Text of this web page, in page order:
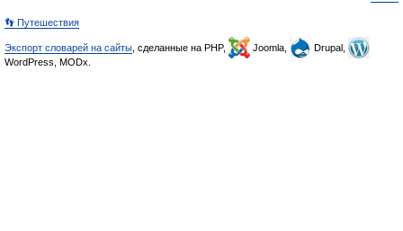
👣 Путешествия
Экспорт словарей на сайты , сделанные на PHP, Joomla,
Drupal,
WordPress, MODx.